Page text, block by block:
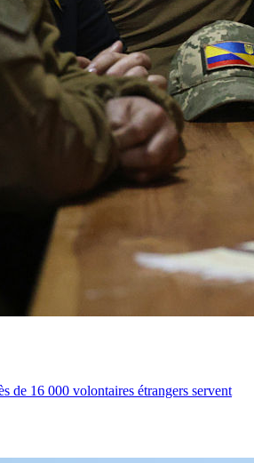
de 16 000 volontaires étrangers servent